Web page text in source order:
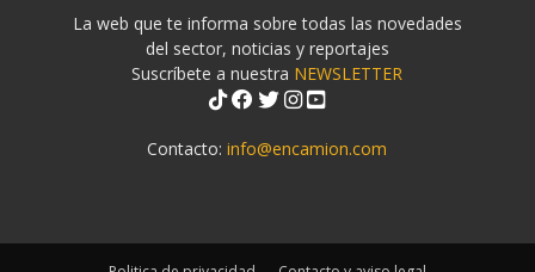
La web que te informa sobre todas las novedades
del sector, noticias y reportajes
Suscríbete a nuestra NEWSLETTER
Contacto:info@encamion.com